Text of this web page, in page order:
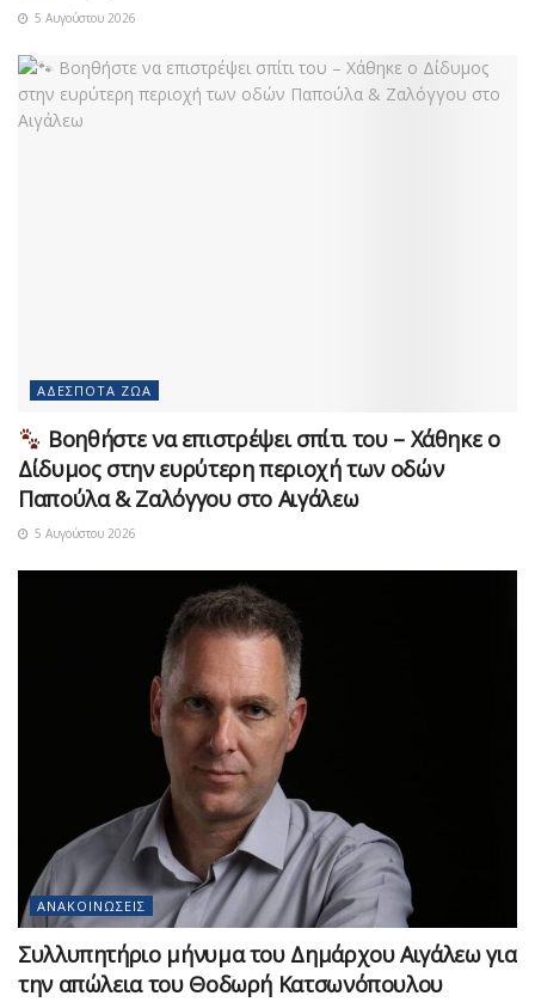
5 Αυγούστου 2026
ΑΔΈΣΠΟΤΑ ΖΏΑ
Βοηθήστε να επιστρέψει σπίτι του – Χάθηκε ο
Δίδυμος στην ευρύτερη περιοχή των οδών
Παπούλα & Ζαλόγγου στο Αιγάλεω
5 Αυγούστου 2026
ΑΝΑΚΟΙΝΏΣΕΙΣ
Συλλυπητήριο μήνυμα του Δημάρχου Αιγάλεω για
την απώλεια του Θοδωρή Κατσωνόπουλου